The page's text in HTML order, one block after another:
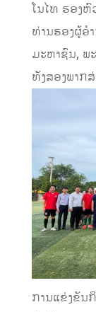
ໂນໄທ ຮອງຫົ
ທ່ານຮອງຜູ້ອໍ
ມະຫາຊົນ, ພ
ທັງສອງພາກ
ການແຂ່ງຂັນ